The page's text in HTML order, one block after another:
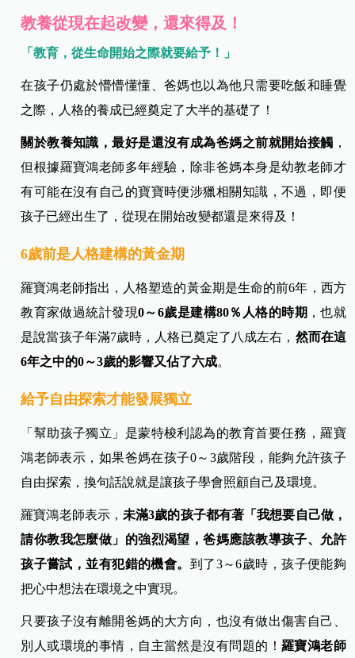
教養從現在起改變，還來得及！
「教育，從生命開始之際就要給予！」
在孩子仍處於懵懵懂懂、爸媽也以為他只需要吃飯和睡覺
之際，人格的養成已經奠定了大半的基礎了！
關於教養知識，最好是還沒有成為爸媽之前就開始接觸 ，
但根據羅寶鴻老師多年經驗，除非爸媽本身是幼教老師才
有可能在沒有自己的寶寶時便涉獵相關知識，不過，即便
孩子已經出生了，從現在開始改變都還是來得及！
6歲前是人格建構的黃金期
羅寶鴻老師指出，人格塑造的黃金期是生命的前6年，西方
教育家做過統計發現0～6歲是建構80％人格的時期 ，也就
是說當孩子年滿7歲時，人格已奠定了八成左右， 然而在這
6年之中的0～3歲的影響又佔了六成。
給予自由探索才能發展獨立
「幫助孩子獨立」是蒙特梭利認為的教育首要任務，羅寶
鴻老師表示，如果爸媽在孩子0～3歲階段，能夠允許孩子
自由探索，換句話說就是讓孩子學會照顧自己及環境。
羅寶鴻老師表示，未滿3歲的孩子都有著「我想要自己做，
請你教我怎麼做」的強烈渴望，爸媽應該教導孩子、允許
孩子嘗試，並有犯錯的機會。 到了3～6歲時，孩子便能夠
把心中想法在環境之中實現。
只要孩子沒有離開爸媽的大方向，也沒有做出傷害自己、
別人或環境的事情，自主當然是沒有問題的！羅寶鴻老師